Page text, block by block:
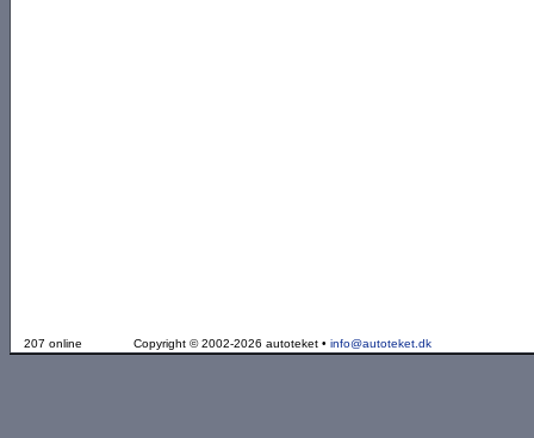
207 online Copyright © 2002-2026 autoteket • info@autoteket.dk